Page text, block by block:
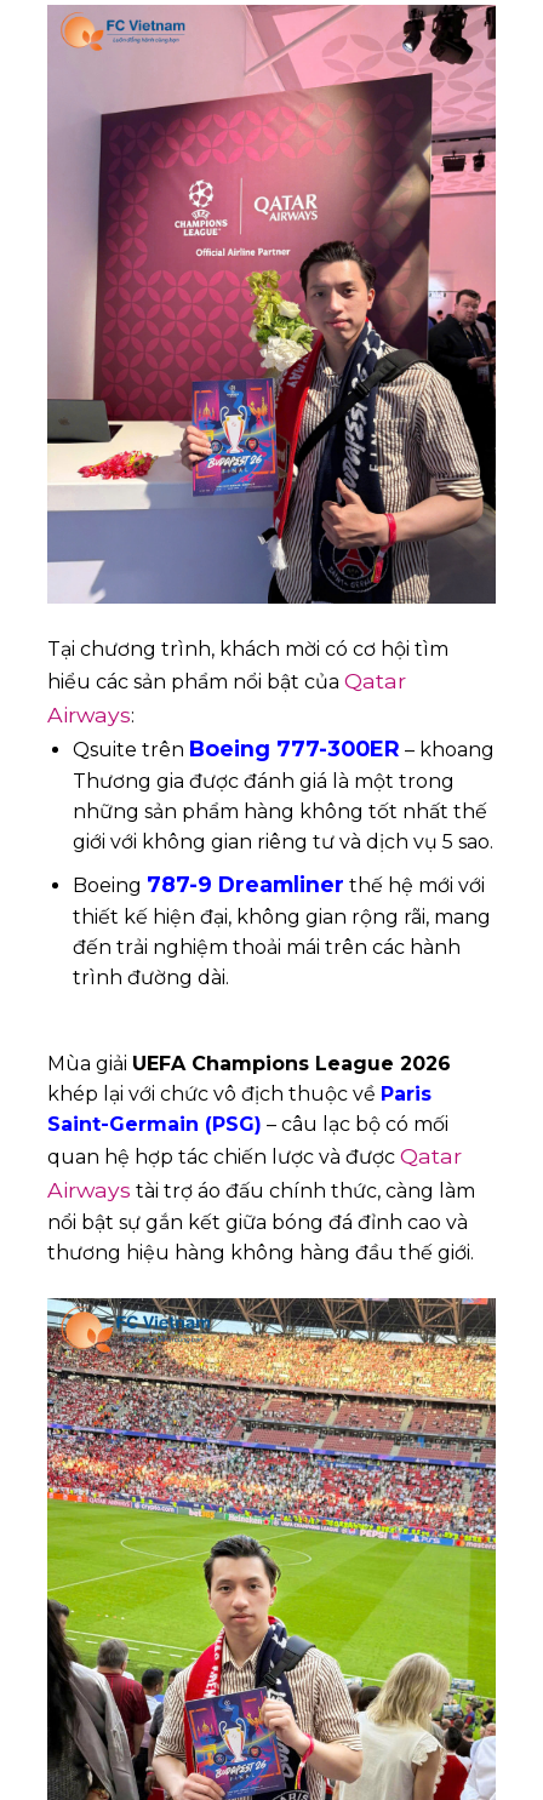
Tại chương trình, khách mời có cơ hội tìm
hiểu các sản phẩm nổi bật của Qatar
Airways:
Qsuite trên Boeing 777-300ER – khoang
Thương gia được đánh giá là một trong
những sản phẩm hàng không tốt nhất thế
giới với không gian riêng tư và dịch vụ 5 sao.
Boeing 787-9 Dreamliner thế hệ mới với
thiết kế hiện đại, không gian rộng rãi, mang
đến trải nghiệm thoải mái trên các hành
trình đường dài.
Mùa giải UEFA Champions League 2026
khép lại với chức vô địch thuộc về Paris
Saint-Germain (PSG) – câu lạc bộ có mối
quan hệ hợp tác chiến lược và được Qatar
Airways tài trợ áo đấu chính thức, càng làm
nổi bật sự gắn kết giữa bóng đá đỉnh cao và
thương hiệu hàng không hàng đầu thế giới.